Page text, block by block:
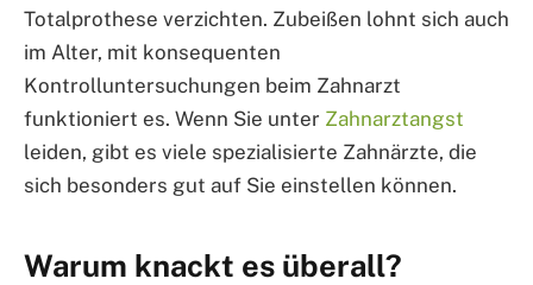
Totalprothese verzichten. Zubeißen lohnt sich auch
im Alter, mit konsequenten
Kontrolluntersuchungen beim Zahnarzt
funktioniert es. Wenn Sie unter Zahnarztangst
leiden, gibt es viele spezialisierte Zahnärzte, die
sich besonders gut auf Sie einstellen können.
Warum knackt es überall?